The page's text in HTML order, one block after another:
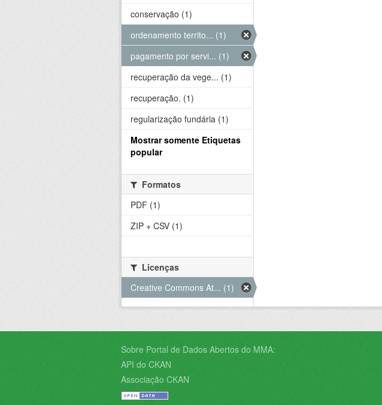
conservação (1)
ordenamento territo... (1)
pagamento por servi... (1)
recuperação da vege... (1)
recuperação. (1)
regularização fundária (1)
Mostrar somente Etiquetas
popular
Formatos
PDF (1)
ZIP + CSV (1)
Licenças
Creative Commons At... (1)
Sobre Portal de Dados Abertos do MMA:
API do CKAN
Associação CKAN